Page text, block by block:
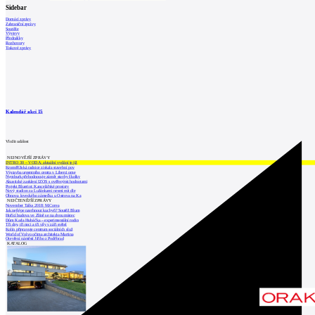
Sidebar
Domácí zprávy
Zahraniční zprávy
Soutěže
Výstavy
Přednášky
Rozhovory
Tiskové zprávy
Kalendář akcí 15
Vložit událost
NEJNOVĚJŠÍ ZPRÁVY
INTRO 30 – VODA: aktuální vydání je již
Kroměřížská radnice získala stavební pov
Výstavba urgentního centra v Liberci ome
Nymburk přehodnocuje záměr stavby školky
Akustické zasklení IZOS s ověřenými hodnotami
Projekt Blueriot: Kancelářské prostory
Nový stadion za Lužánkami nesmí mít dle
Obnova loveckého zámečku u Ostrova na Ka
NEJČTENĚJŠÍ ZPRÁVY
November Talks 2018: M.Corea
Jak nejlépe navrhnout kuchyň? Soutěž Blum
Hořící budova ve Zlíně se na dvou místec
Dům Karla Hubáčka – experimentální rodin
Tři dny, tři noci a tři vily v záři světel
Kolín připravuje centrum sociálních služ
World of Volvo očima architekta Martina
Otevření náměstí Jiřího z Poděbrad
KATALOG